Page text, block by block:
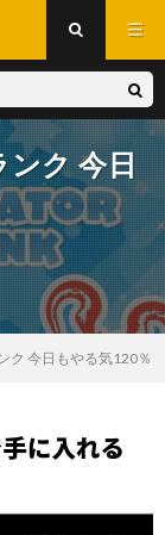
ンク 今日
ク 今日もやる気120％